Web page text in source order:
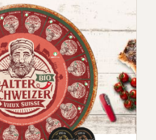
2.0g
netteca. 200 g